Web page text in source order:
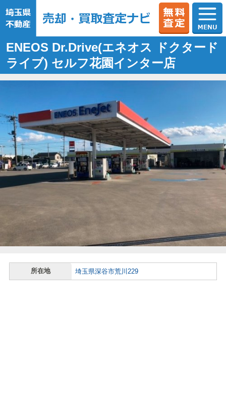
ENEOS Dr.Drive(エネオス ドクタード
ライブ) セルフ花園インター店
所在地 埼玉県深谷市荒川229